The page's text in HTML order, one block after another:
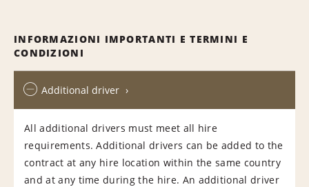
INFORMAZIONI IMPORTANTI E TERMINI E
CONDIZIONI
Additional driver
All additional drivers must meet all hire
requirements. Additional drivers can be added to the
contract at any hire location within the same country
and at any time during the hire. An additional driver